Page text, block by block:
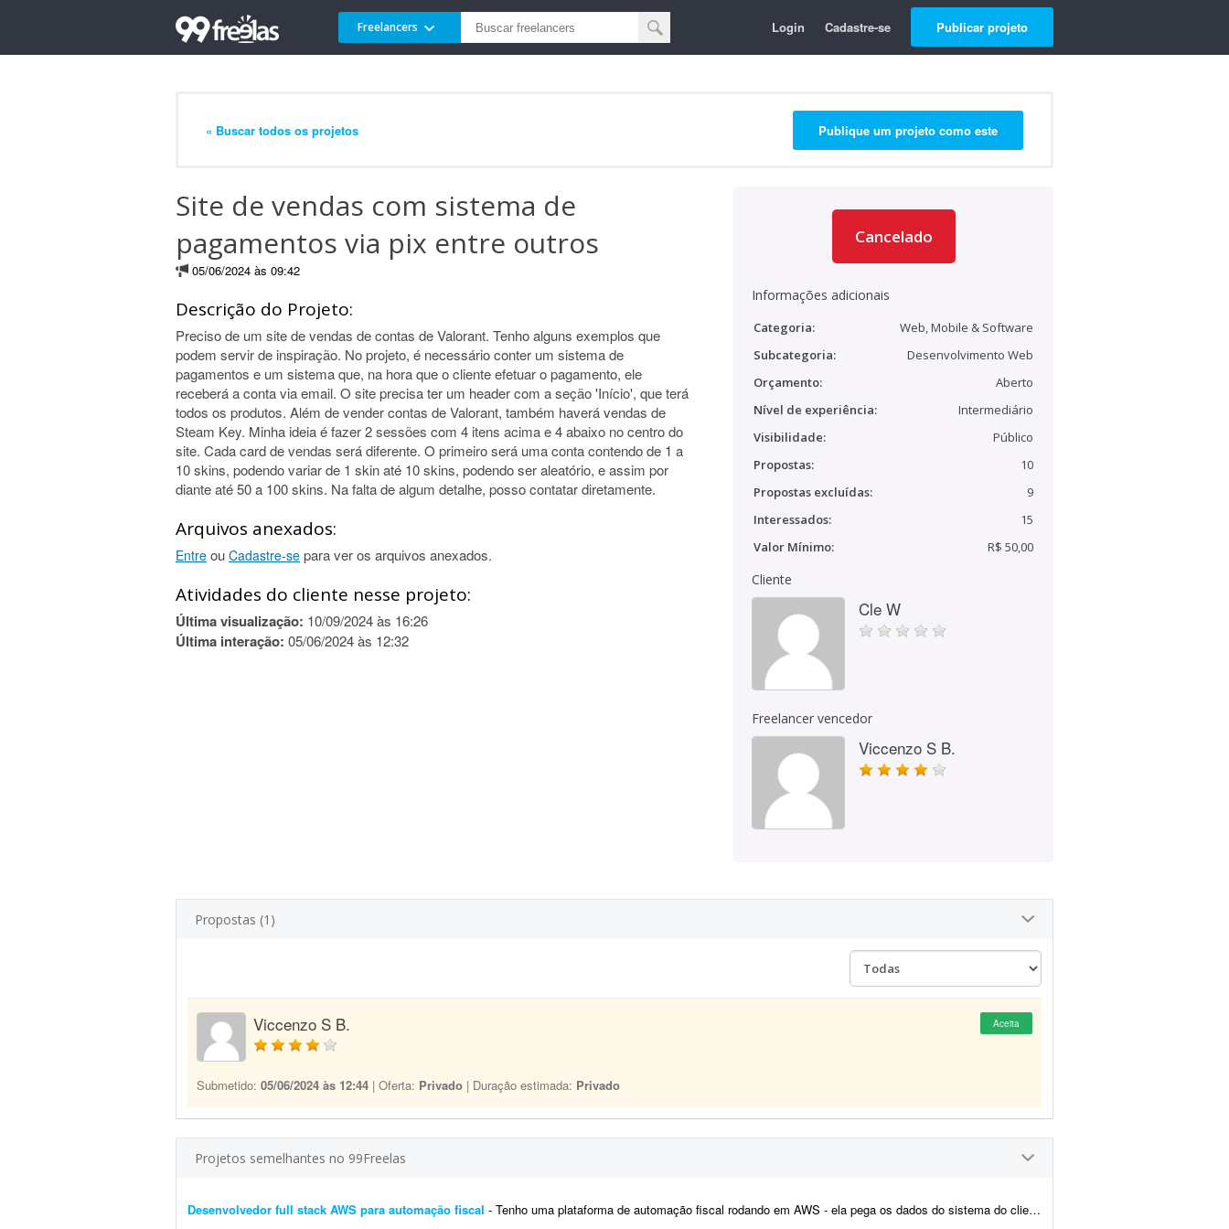
Freelancers Login Cadastre-se Publicar projeto
« Buscar todos os projetos Publique um projeto como este
Site de vendas com sistema de
pagamentos via pix entre outros
05/06/2024 às 09:42
Descrição do Projeto:
Preciso de um site de vendas de contas de Valorant. Tenho alguns exemplos que
podem servir de inspiração. No projeto, é necessário conter um sistema de
pagamentos e um sistema que, na hora que o cliente efetuar o pagamento, ele
receberá a conta via email. O site precisa ter um header com a seção 'Início', que terá
todos os produtos. Além de vender contas de Valorant, também haverá vendas de
Steam Key. Minha ideia é fazer 2 sessões com 4 itens acima e 4 abaixo no centro do
site. Cada card de vendas será diferente. O primeiro será uma conta contendo de 1 a
10 skins, podendo variar de 1 skin até 10 skins, podendo ser aleatório, e assim por
diante até 50 a 100 skins. Na falta de algum detalhe, posso contatar diretamente.
Arquivos anexados:
Entre ou Cadastre-se para ver os arquivos anexados.
Atividades do cliente nesse projeto:
Última visualização: 10/09/2024 às 16:26
Última interação: 05/06/2024 às 12:32
Cancelado
Informações adicionais
Categoria:
Web, Mobile & Software
Subcategoria:
Desenvolvimento Web
Orçamento:
Aberto
Nível de experiência:
Intermediário
Visibilidade:
Público
Propostas:
10
Propostas excluídas:
9
Interessados:
15
Valor Mínimo:
R$ 50,00
Cliente
Cle W
Freelancer vencedor
Viccenzo S B.
Propostas (1)
Viccenzo S B. Aceita
Submetido: 05/06/2024 às 12:44 | Oferta: Privado | Duração estimada: Privado
Projetos semelhantes no 99Freelas
Desenvolvedor full stack AWS para automação fiscal - Tenho uma plataforma de automação fiscal rodando em AWS - ela pega os dados do sistema do cliente, calcula os impostos e emite a nota fiscal automaticamente. Preciso de alguém...